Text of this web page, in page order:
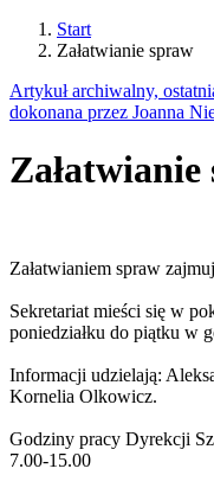
Start
Załatwianie spraw
Artykuł archiwalny,
dokonana przez Joanna
Załatwianie
Załatwianiem spraw
Sekretariat mieści się w
poniedziałku do piątku w
Informacji udzielają:
Kornelia Olkowicz.
Godziny pracy Dyrekcji
7.00-15.00